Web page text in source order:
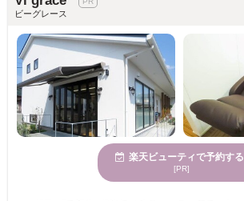
ビーグレース
楽天ビューティで予約する
[PR]